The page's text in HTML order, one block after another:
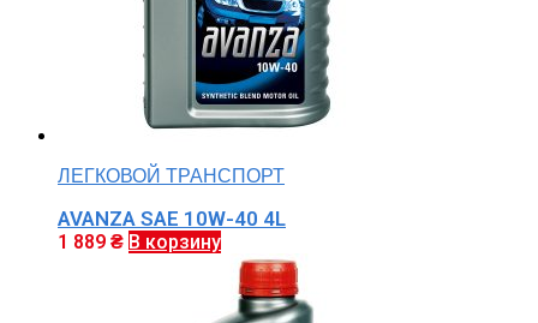
ЛЕГКОВОЙ ТРАНСПОРТ
AVANZA SAE 10W-40 4L
1 889 ₴ В корзину